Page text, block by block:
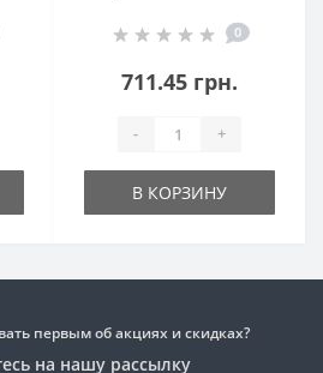
SDR11
0
711.45 грн.
- +
В КОРЗИНУ
первым об акциях и скидках?
на нашу рассылку